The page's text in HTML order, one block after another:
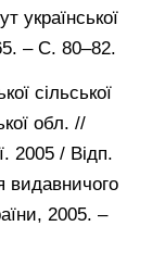
української
– С. 80–82.
сільської
обл. //
2005 / Відп.
2005. –